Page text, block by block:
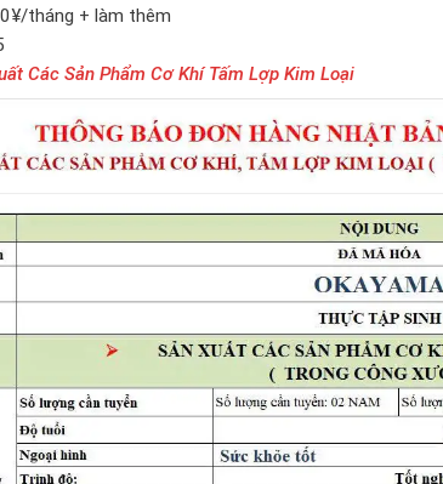
tháng + làm thêm
Các Sản Phẩm Cơ Khí Tấm Lợp Kim Loại